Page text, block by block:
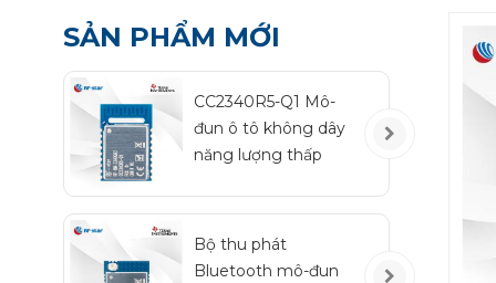
SẢN PHẨM MỚI
CC2340R5-Q1 Mô-
đun ô tô không dây
năng lượng thấp
Bộ thu phát
Bluetooth mô-đun